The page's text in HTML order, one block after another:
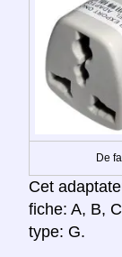
De
Cet
fiche: A, B,
type: G.